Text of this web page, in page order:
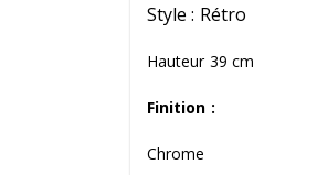
Style : Rétro
Hauteur 39 cm
Finition :
Chrome